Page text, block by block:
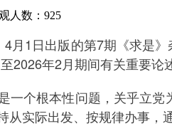
人数： 925
日出版的第7期《求是》
2026年2月期间有关重要论
个根本性问题，关乎立党
从实际出发、按规律办事，